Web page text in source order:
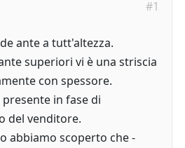
#1
ante a tutt'altezza.
superiori vi è una striscia
con spessore.
in fase di
del venditore.
abbiamo scoperto che -